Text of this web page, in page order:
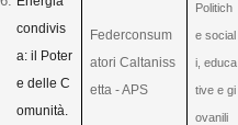
condivis
a: il Poter
e delle C
omunità.
Federconsum
atori Caltaniss
etta - APS
Politich
e social
i, educa
tive e gi
ovanili